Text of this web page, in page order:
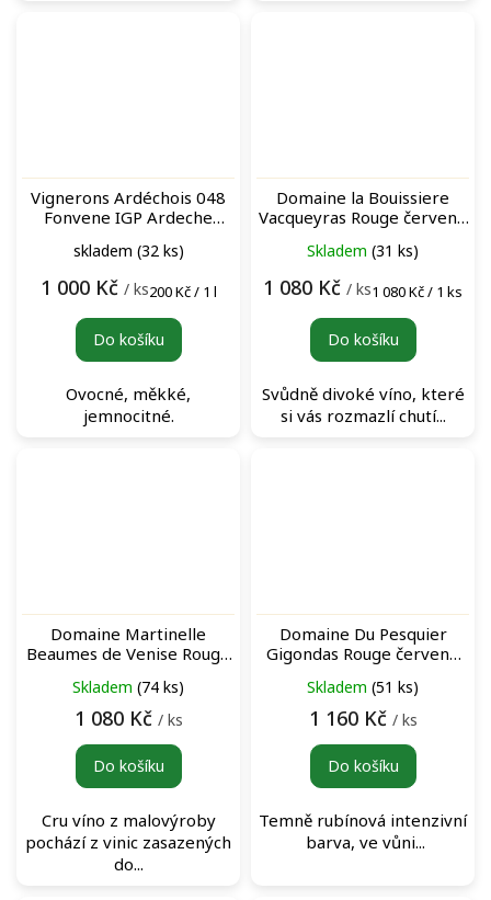
Vignerons Ardéchois 048
Fonvene IGP Ardeche
červené víno
skladem (32 ks)
1 000 Kč / ksMěrná
200 Kč / 1 l
Do košíku
Ovocné, měkké,
jemnocitné.
Domaine la Bouissiere
Vacqueyras Rouge červené
Skladem (31 ks)
1 080 Kč / ksMěrná
1 080 Kč / 1 ks
Do košíku
Svůdně divoké víno, které
si vás rozmazlí chutí...
Domaine Martinelle
Beaumes de Venise Rouge
Skladem (74 ks)
1 080 Kč / ks
Do košíku
Cru víno z malovýroby
pochází z vinic zasazených
do...
Domaine Du Pesquier
Gigondas Rouge červené
Skladem (51 ks)
1 160 Kč / ks
Do košíku
Temně rubínová intenzivní
barva, ve vůni...